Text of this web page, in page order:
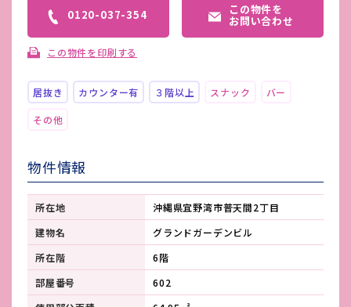
0120-037-354 この物件を
お問い合わせ
この物件を印刷する
居抜き カウンター有 ３階以上 スナック バー
その他
物件情報
所在地
沖縄県宜野湾市普天間2丁目
建物名
グランドガーデンビル
所在階
6階
部屋番号
602